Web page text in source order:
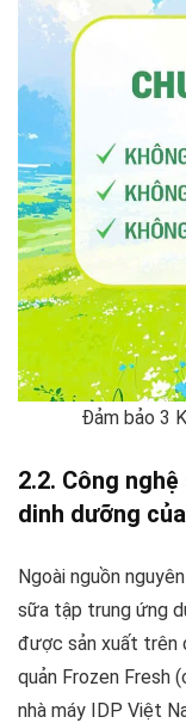
Đảm bảo 3
2.2. Công
dinh dưỡng
Ngoài nguồn
sữa tập trung ứng
được sản xuất trên
quản Frozen Fresh
nhà máy IDP Việt